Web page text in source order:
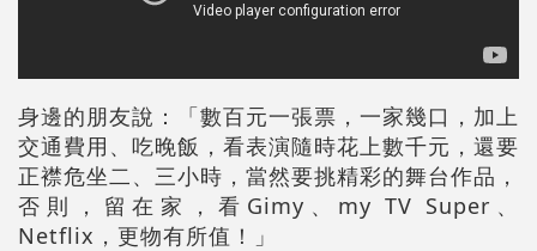
身邊的朋友說：「數百元一張票，一家幾口，加上
交通費用、吃晚飯，看表演隨時花上數千元，還要
正襟危坐二、三小時，當然要挑精彩的舞台作品，
否則，留在家，看Gimy、my TV Super、
Netflix，更物有所值！」